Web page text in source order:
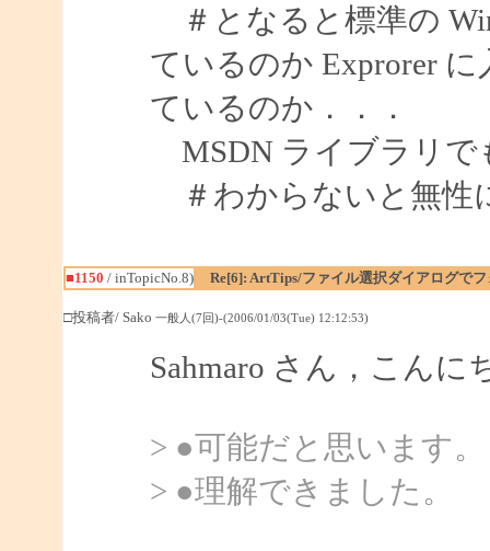
＃となると標準の
ているのか Exprorer
ているのか．．．
MSDN ライブラリで
＃わからないと無性
■1150 / inTopicNo.8) Re[6]: ArtTips/ファイル選択ダイアログで
□投稿者/ Sako 一般人(7回)-(2006/01/03(Tue) 12:12:53)
Sahmaro さん，こんに
> ●可能だと思います。
> ●理解できました。